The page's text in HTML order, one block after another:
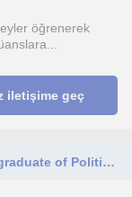
öğrenerek
iletişime geç
Hello, my name is Hakan Erdoğan. I am a graduate of Political Science and International Relations